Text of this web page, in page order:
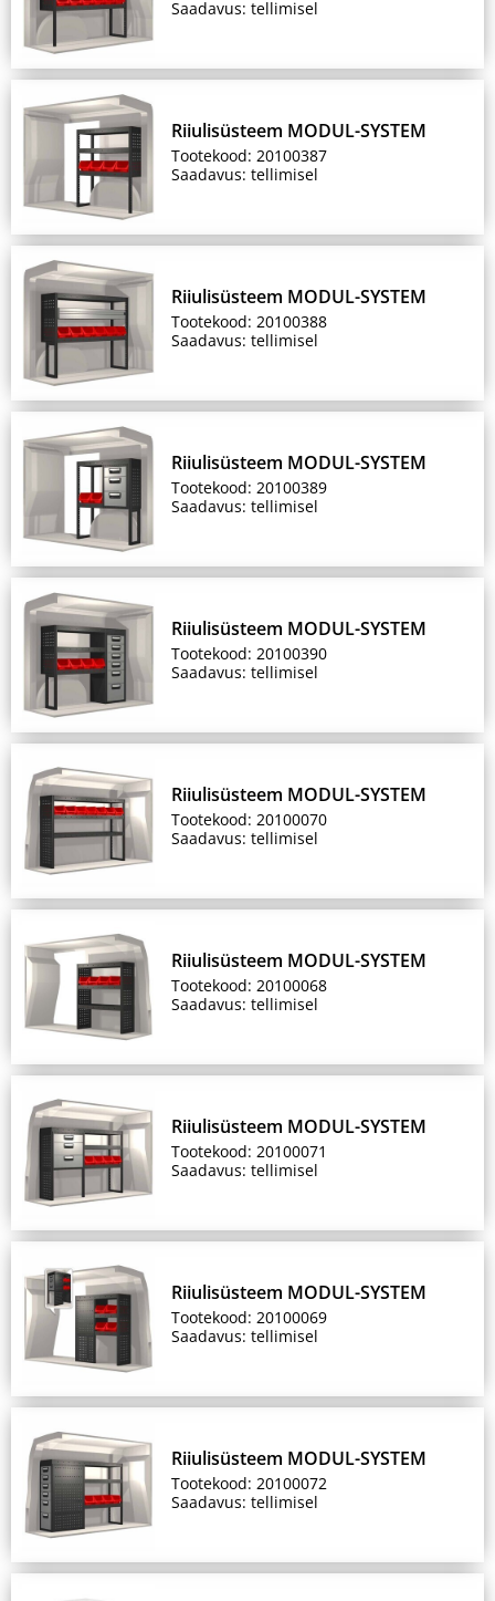
Saadavus: tellimisel
Riiulisüsteem MODUL-SYSTEM
Tootekood: 20100387
Saadavus: tellimisel
Riiulisüsteem MODUL-SYSTEM
Tootekood: 20100388
Saadavus: tellimisel
Riiulisüsteem MODUL-SYSTEM
Tootekood: 20100389
Saadavus: tellimisel
Riiulisüsteem MODUL-SYSTEM
Tootekood: 20100390
Saadavus: tellimisel
Riiulisüsteem MODUL-SYSTEM
Tootekood: 20100070
Saadavus: tellimisel
Riiulisüsteem MODUL-SYSTEM
Tootekood: 20100068
Saadavus: tellimisel
Riiulisüsteem MODUL-SYSTEM
Tootekood: 20100071
Saadavus: tellimisel
Riiulisüsteem MODUL-SYSTEM
Tootekood: 20100069
Saadavus: tellimisel
Riiulisüsteem MODUL-SYSTEM
Tootekood: 20100072
Saadavus: tellimisel